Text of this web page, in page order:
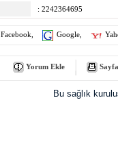
: 2242364695
Facebook Google
Yorum Ekle
Bu sağlık